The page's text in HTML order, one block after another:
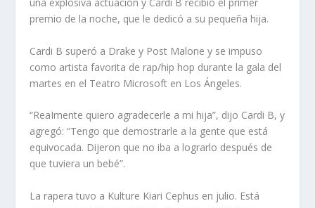
una explosiva actuación y Cardi B recibió el primer
premio de la noche, que le dedicó a su pequeña hija.
Cardi B superó a Drake y Post Malone y se impuso
como artista favorita de rap/hip hop durante la gala del
martes en el Teatro Microsoft en Los Ángeles.
“ReaImente quiero agradecerle a mi hija”, dijo Cardi B, y
agregó: “Tengo que demostrarle a la gente que está
equivocada. Dijeron que no iba a lograrlo después de
que tuviera un bebé”.
La rapera tuvo a Kulture Kiari Cephus en julio. Está